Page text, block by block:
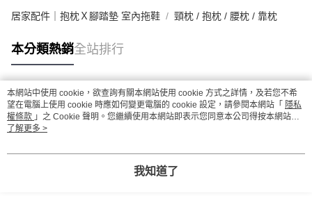
居家配件｜抱枕Ｘ腳踏墊 室內拖鞋 頸枕 / 抱枕 / 腰枕 / 靠枕
本分類熱銷全站排行
熱門標籤
本網站中使用 cookie，欲查詢有關本網站使用 cookie 方式之詳情，及若您不希
望在電腦上使用 cookie 時應如何變更電腦的 cookie 設定，請參閱本網站「 隱私
權條款 」之 Cookie 聲明。您繼續使用本網站即表示您同意本公司得按本網站使
用條款之 Cookie 聲明使用 cookie。
了解更多 >
我知道了